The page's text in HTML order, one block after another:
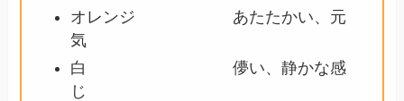
オレンジ あたたかい、元
気
白 儚い、静かな感
じ